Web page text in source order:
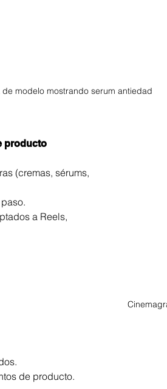
de modelo mostrando serum antiedad
producto
(cremas, sérums,
a Reels,
de producto.